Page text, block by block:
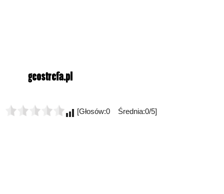
[Głosów:0 Średnia:0/5]